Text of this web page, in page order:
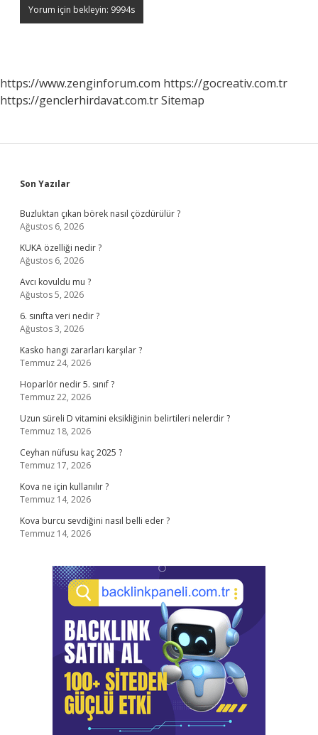
https://www.zenginforum.com https://gocreativ.com.tr
https://genclerhirdavat.com.trSitemap
Sidebar
Son Yazılar
Buzluktan çıkan börek nasıl çözdürülür ?
Ağustos 6, 2026
KUKA özelliği nedir ?
Ağustos 6, 2026
Avcı kovuldu mu ?
Ağustos 5, 2026
6. sınıfta veri nedir ?
Ağustos 3, 2026
Kasko hangi zararları karşılar ?
Temmuz 24, 2026
Hoparlör nedir 5. sınıf ?
Temmuz 22, 2026
Uzun süreli D vitamini eksikliğinin belirtileri nelerdir ?
Temmuz 18, 2026
Ceyhan nüfusu kaç 2025 ?
Temmuz 17, 2026
Kova ne için kullanılır ?
Temmuz 14, 2026
Kova burcu sevdiğini nasıl belli eder ?
Temmuz 14, 2026